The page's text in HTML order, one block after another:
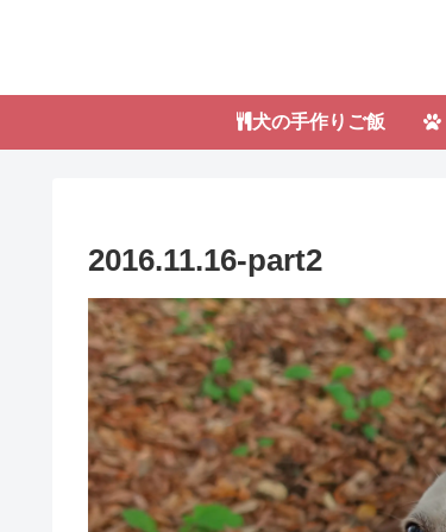
犬の手作りご飯
2016.11.16-part2